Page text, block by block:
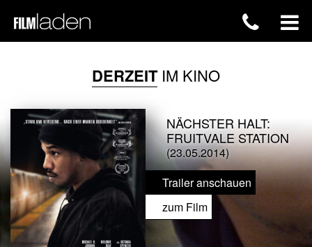
DERZEITIM KINO
NÄCHSTER HALT:
FRUITVALE STATION
(23.05.2014)
Trailer anschauen
zum Film